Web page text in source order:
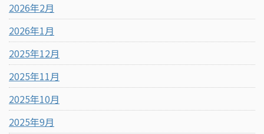
2026年2月
2026年1月
2025年12月
2025年11月
2025年10月
2025年9月